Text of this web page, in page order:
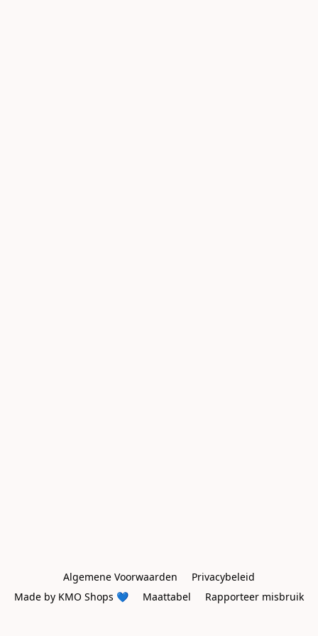
Algemene Voorwaarden
Privacybeleid
Made by KMO Shops 💙
Maattabel Rapporteer misbruik